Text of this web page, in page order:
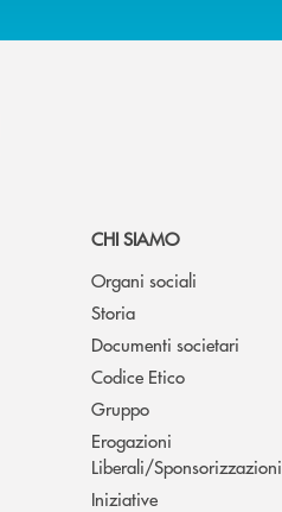
CHI SIAMO
Organi sociali
Storia
Documenti societari
Codice Etico
Gruppo
Erogazioni
Liberali/Sponsorizzazioni
Iniziative